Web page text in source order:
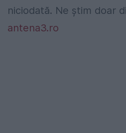
niciodată. Ne știm doar
antena3.ro